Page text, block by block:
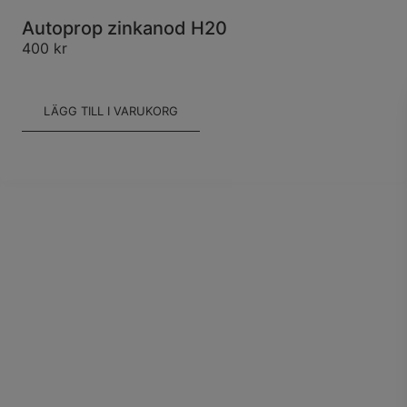
Autoprop zinkanod H20
400 kr
LÄGG TILL I VARUKORG